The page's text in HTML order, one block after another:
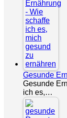
Gesunde
Gesunde
ich es,…